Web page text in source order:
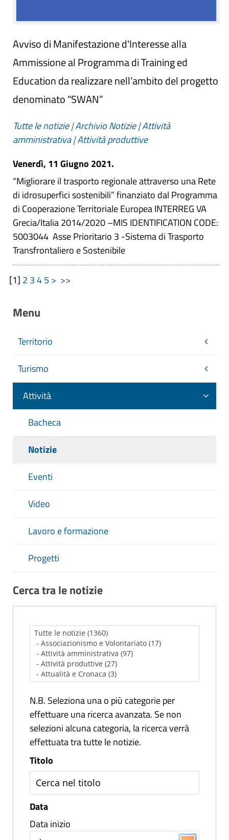
Avviso di Manifestazione d'Interesse alla
Ammissione al Programma di Training ed
Education da realizzare nell’ambito del progetto
denominato “SWAN”
Tutte le notizie|Archivio Notizie|Attività
amministrativa|Attività produttive
Venerdì, 11 Giugno 2021.
“Migliorare il trasporto regionale attraverso una Rete
di idrosuperfici sostenibili” finanziato dal Programma
di Cooperazione Territoriale Europea INTERREG VA
Grecia/Italia 2014/2020 –MIS IDENTIFICATION CODE:
5003044 Asse Prioritario 3 -Sistema di Trasporto
Transfrontaliero e Sostenibile
[1] 2 345 > >>
Menu
Territorio
Turismo
Attività
Bacheca
Notizie
Eventi
Video
Lavoro e formazione
Progetti
Cerca tra le notizie
N.B. Seleziona una o più categorie per
effettuare una ricerca avanzata. Se non
selezioni alcuna categoria, la ricerca verrà
effettuata tra tutte le notizie.
Titolo
Data
Data inizio